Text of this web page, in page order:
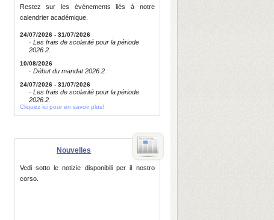
Restez sur les événements liés à notre
calendrier académique.
24/07/2026 - 31/07/2026
· Les frais de scolarité pour la période
2026.2.
10/08/2026
· Début du mandat 2026.2.
24/07/2026 - 31/07/2026
· Les frais de scolarité pour la période
2026.2.
Cliquez ici pour en savoir plus!
Nouvelles
Vedi sotto le notizie disponibili per il nostro
corso.